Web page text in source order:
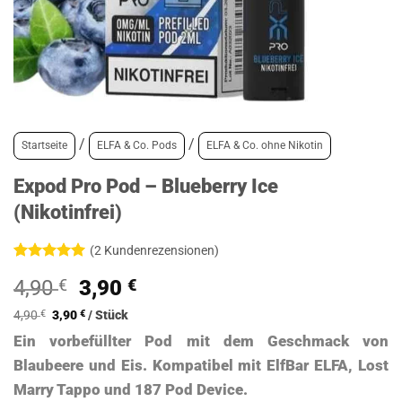
Startseite / ELFA & Co. Pods / ELFA & Co. ohne Nikotin
Expod Pro Pod – Blueberry Ice
(Nikotinfrei)
mit5von
5, basierend
auf
(2Kundenrezensionen)
4,90€
Ursprünglicher
Preis
war:
4,90 €
3,90€Aktueller
ist:
3,90 €.
4,90€ 3,90€ /Stück
Ein vorbefüllter Pod mit dem Geschmack von
Blaubeere und Eis. Kompatibel mit ElfBar ELFA, Lost
Marry Tappo und 187 Pod Device.